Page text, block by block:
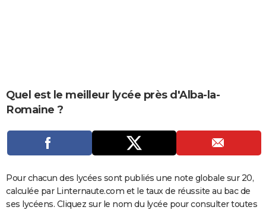
CARTE DE VOEUX
Dictionnaire
Biographies
Expressions
Proverbes
PROGRAMME TV
COPAINS D'AVANT
S'inscrire
Se connecter
Lycées
Collèges
Primaires
Universités
Entreprises
Service militaire
Avis de recherche
AVIS DE DÉCÈS
Quel est le meilleur lycée près d'Alba-la-
Romaine ?
Pour chacun des lycées sont publiés une note globale sur 20,
calculée par Linternaute.com et le taux de réussite au bac de
ses lycéens. Cliquez sur le nom du lycée pour consulter toutes